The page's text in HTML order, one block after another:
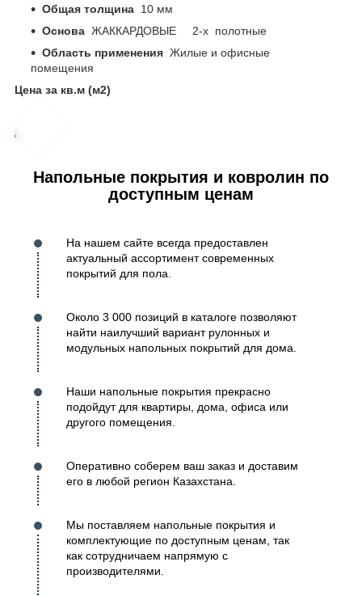
Общая толщина 10 мм
Основа ЖАККАРДОВЫЕ 2-х полотные
Область применения Жилые и офисные
помещения
Цена за кв.м (м2)
Напольные покрытия и ковролин по
доступным ценам
На нашем сайте всегда предоставлен
актуальный ассортимент современных
покрытий для пола.
Около 3 000 позиций в каталоге позволяют
найти наилучший вариант рулонных и
модульных напольных покрытий для дома.
Наши напольные покрытия прекрасно
подойдут для квартиры, дома, офиса или
другого помещения.
Оперативно соберем ваш заказ и доставим
его в любой регион Казахстана.
Мы поставляем напольные покрытия и
комплектующие по доступным ценам, так
как сотрудничаем напрямую с
производителями.